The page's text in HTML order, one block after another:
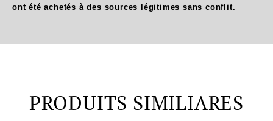
ont été achetés à des sources légitimes sans conflit.
PRODUITS SIMILIARES